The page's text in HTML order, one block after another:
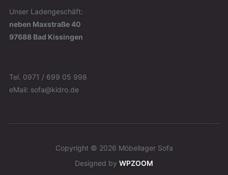
Unser Ladengeschäft:
neben Maxstraße 40
97688 Bad Kissingen
Tel. 0971 / 699 05 998
eMail: sofa@kidro.de
Copyright © 2026 Möbellager Sofa
Designed by WPZOOM